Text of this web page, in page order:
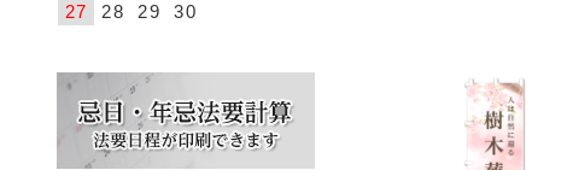
27
28 29 30